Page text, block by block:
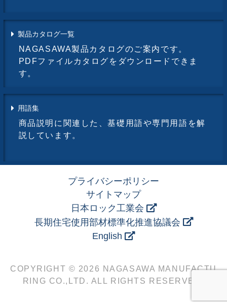
製品カタログ一覧
NAGASAWA製品カタログのご案内です。
PDFファイルカタログをダウンロードできま
す。
用語集
商品説明に関連した、基礎用語や専門用語を解
説しています。
プライバシーポリシー
サイトマップ
日本ロック工業会
長期住宅使用部材標準化推進協議会
English
COPYRIGHT © 2026 NAGASAWA MANUFACTU
RING CO.,LTD. ALL RIGHTS RESERVED.